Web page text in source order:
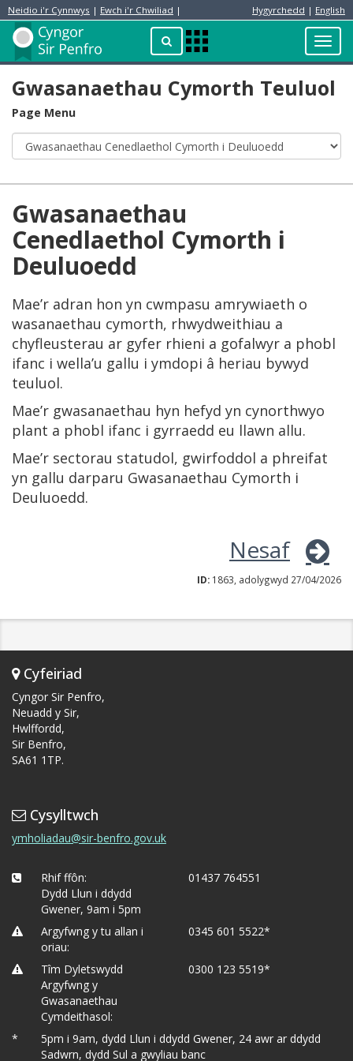
Neidio i'r Cynnwys | Ewch i'r Chwiliad | Hygyrchedd | English
ChwilioApps
Menu
Preswylydd
Gwasanaethau Cymorth Teuluol
Page Menu
Gwasanaethau
Cenedlaethol Cymorth i
Deuluoedd
Mae’r adran hon yn cwmpasu amrywiaeth o
wasanaethau cymorth, rhwydweithiau a
chyfleusterau ar gyfer rhieni a gofalwyr a phobl
ifanc i wella’u gallu i ymdopi â heriau bywyd
teuluol.
Mae’r gwasanaethau hyn hefyd yn cynorthwyo
plant a phobl ifanc i gyrraedd eu llawn allu.
Mae’r sectorau statudol, gwirfoddol a phreifat
yn gallu darparu Gwasanaethau Cymorth i
Deuluoedd.
Nesaf
ID: 1863, adolygwyd 27/04/2026
Cyfeiriad
Cyngor Sir Penfro,
Neuadd y Sir,
Hwlffordd,
Sir Benfro,
SA61 1TP.
Cysylltwch
ymholiadau@sir-benfro.gov.uk
Rhif ffôn:
Dydd Llun i ddydd
Gwener, 9am i 5pm
01437 764551
Argyfwng y tu allan i
oriau:
0345 601 5522*
Tîm Dyletswydd
Argyfwng y
Gwasanaethau
Cymdeithasol:
0300 123 5519*
*
5pm i 9am, dydd Llun i ddydd Gwener, 24 awr ar ddydd
Sadwrn, dydd Sul a gwyliau banc